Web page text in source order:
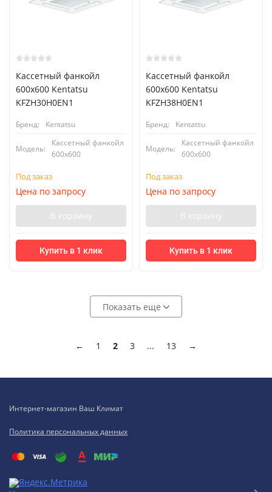
Кассетный фанкойл
600x600 Kentatsu
KFZH30H0EN1
Бренд: Kentatsu
Модель:
Кассетный фанкойл
600x600
Под заказ
Цена по запросу
В корзину
Купить в 1 клик
Кассетный фанкойл
600x600 Kentatsu
KFZH38H0EN1
Бренд: Kentatsu
Модель:
Кассетный фанкойл
600x600
Под заказ
Цена по запросу
В корзину
Купить в 1 клик
Показать еще
← 1 2 3 ... 13 →
Интернет-магазин Ваш Климат
Политика персональных данных